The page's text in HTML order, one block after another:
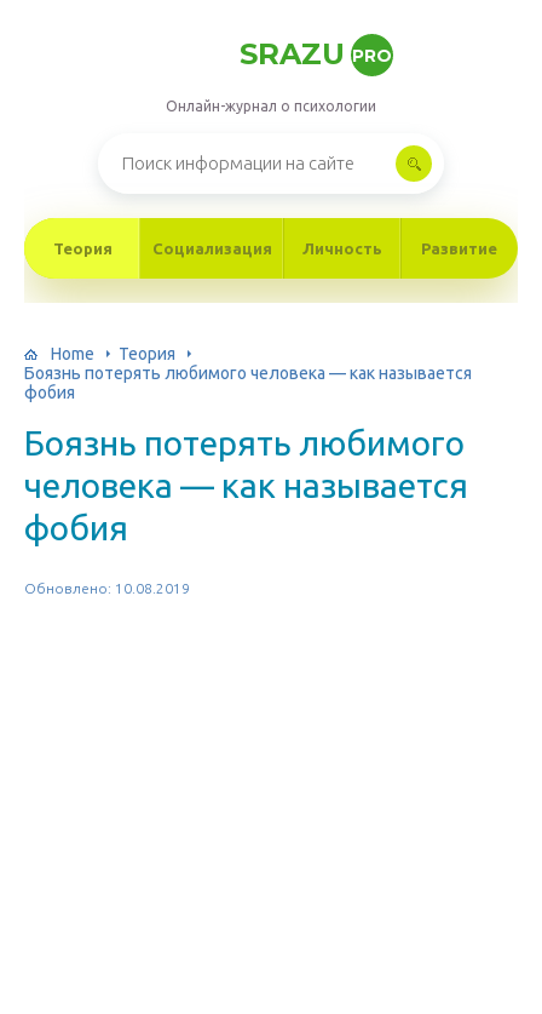
SRAZU PRO
Онлайн-журнал о психологии
Теория Социализация Личность Развитие
Home
Теория
Боязнь потерять любимого человека — как называется
фобия
Боязнь потерять любимого
человека — как называется
фобия
Обновлено: 10.08.2019